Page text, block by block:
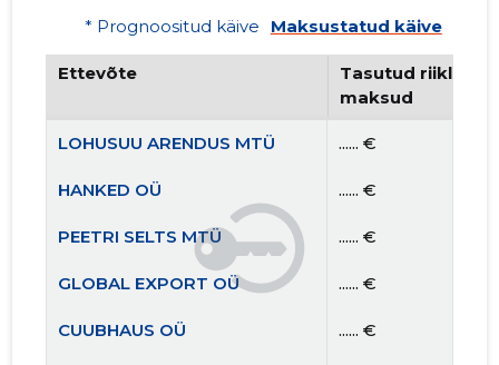
* Prognoositud käive
Maksustatud käive
Ettevõte
Tasutud riiklikud
maksud
LOHUSUU ARENDUS MTÜ ...... €
HANKED OÜ ...... €
PEETRI SELTS MTÜ ...... €
GLOBAL EXPORT OÜ ...... €
CUUBHAUS OÜ ...... €